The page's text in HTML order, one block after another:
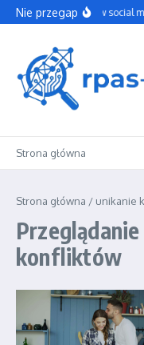
Przejdź do treści
Nie przegapWpływ social
Strona główna
Strona główna / unikanie
konfliktów